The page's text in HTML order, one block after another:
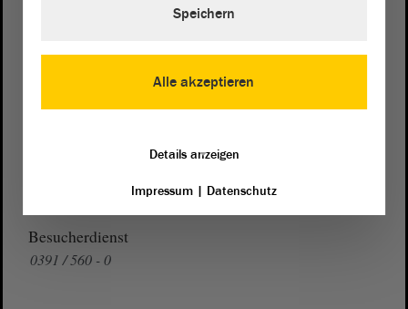
Besucherdienst
0391 / 560 - 0
Alle akzeptieren
Speichern
Details anzeigen
Impressum| Datenschutz